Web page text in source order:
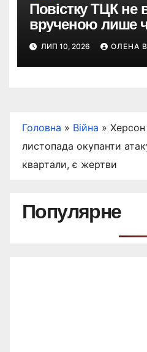
Повістку ТЦК не
врученою лише
пошти: що
законопроєкт
ЛИП 10, 2026 ОЛЕНА
Головна » Війна » Херсон
листопада окупанти
квартали, є жертви
Популярне